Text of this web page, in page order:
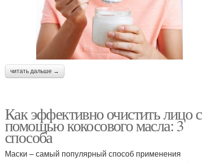
читать дальше →
Как эффективно очистить лицо с
помощью кокосового масла: 3
способа
Маски – самый популярный способ применения